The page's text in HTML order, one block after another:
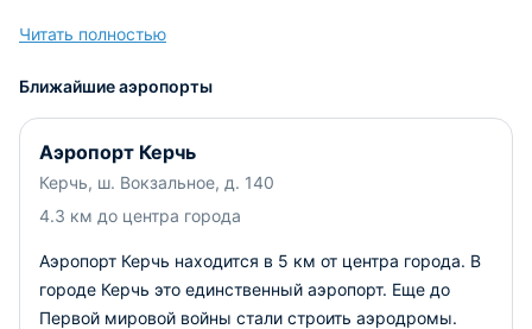
Ближайший к Щелкино это
дорога прекрасная, вдоль нее вы увидите современные
электричеством наряду с солнечной электростанцией.
Воздух здесь изумительно чистый, даже звенящий, так что
отдыхать вы будете с удовольствием.
Здание аэропорта имеет все необходимые помещения,
отличная инфраструктура, четыре терминала и
банкоматы, кафе, магазины, зона duty-free, сауна и души.
Читать полностью
Ближайшие аэропорты
Аэропорт Керчь
Керчь, ш. Вокзальное, д. 140
4.3 км до центра города
Аэропорт Керчь находится в 5 км от центра города. В
городе Керчь это единственный аэропорт. Еще до
Первой мировой войны стали строить аэродромы.